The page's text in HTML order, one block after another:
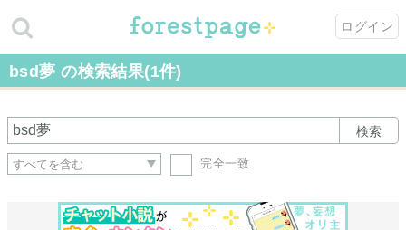
ログイン
bsd夢 の検索結果(1件)
検索
完全一致